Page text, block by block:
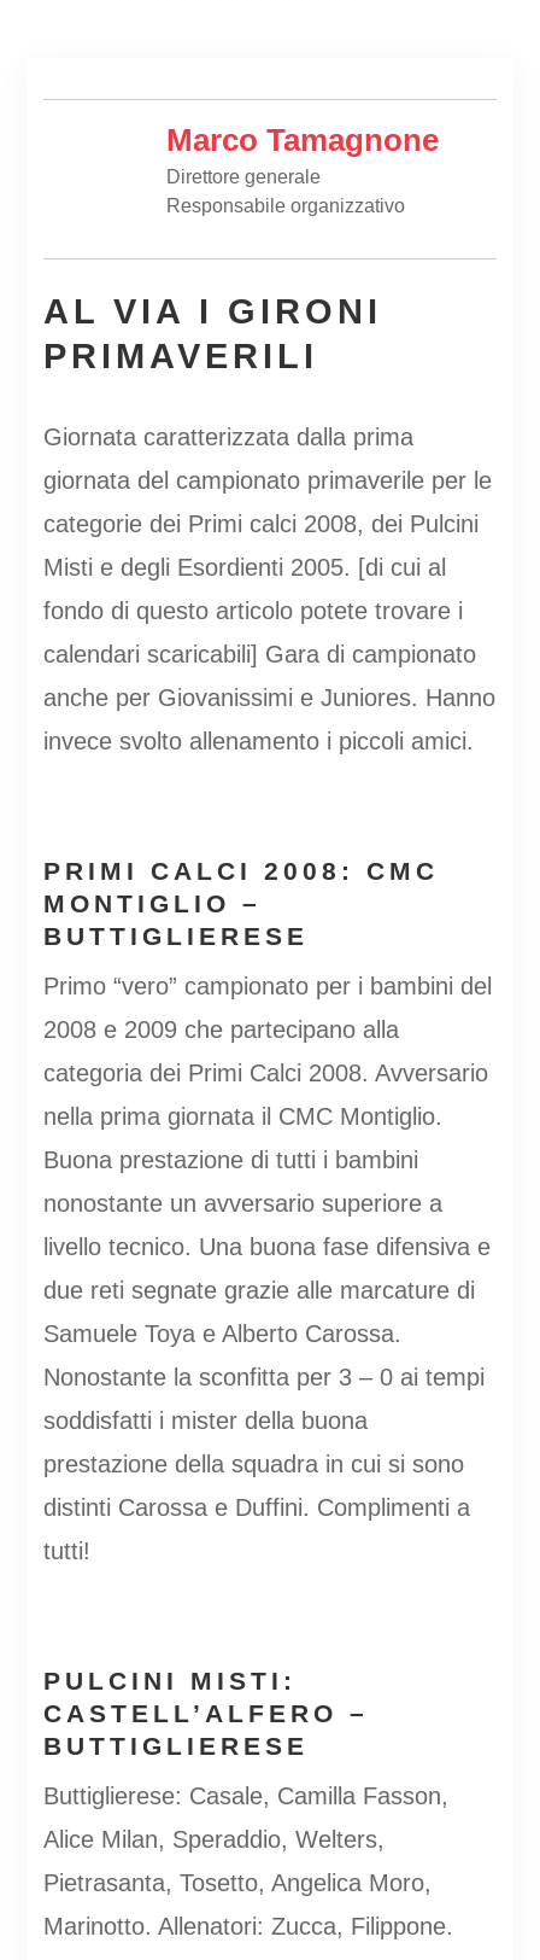
Marco Tamagnone
Direttore generale
Responsabile organizzativo
AL VIA I GIRONI
PRIMAVERILI
Giornata caratterizzata dalla prima
giornata del campionato primaverile per le
categorie dei Primi calci 2008, dei Pulcini
Misti e degli Esordienti 2005. [di cui al
fondo di questo articolo potete trovare i
calendari scaricabili] Gara di campionato
anche per Giovanissimi e Juniores. Hanno
invece svolto allenamento i piccoli amici.
PRIMI CALCI 2008: CMC
MONTIGLIO –
BUTTIGLIERESE
Primo “vero” campionato per i bambini del
2008 e 2009 che partecipano alla
categoria dei Primi Calci 2008. Avversario
nella prima giornata il CMC Montiglio.
Buona prestazione di tutti i bambini
nonostante un avversario superiore a
livello tecnico. Una buona fase difensiva e
due reti segnate grazie alle marcature di
Samuele Toya e Alberto Carossa.
Nonostante la sconfitta per 3 – 0 ai tempi
soddisfatti i mister della buona
prestazione della squadra in cui si sono
distinti Carossa e Duffini. Complimenti a
tutti!
PULCINI MISTI:
CASTELL’ALFERO –
BUTTIGLIERESE
Buttiglierese: Casale, Camilla Fasson,
Alice Milan, Speraddio, Welters,
Pietrasanta, Tosetto, Angelica Moro,
Marinotto. Allenatori: Zucca, Filippone.